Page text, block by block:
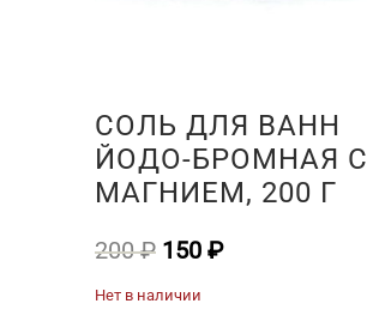
СОЛЬ ДЛЯ ВАНН
ЙОДО-БРОМНАЯ С
МАГНИЕМ, 200 Г
200₽ Первоначальная
150 ₽Текущая
Нет в наличии